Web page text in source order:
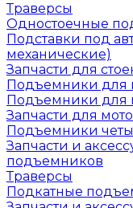
Траверсы
Одностоечные
Подставки под
механические)
Запчасти для
Подъемники для
Подъемники для
Запчасти для
Подъемники
Запчасти и
подъемников
Траверсы
Подкатные